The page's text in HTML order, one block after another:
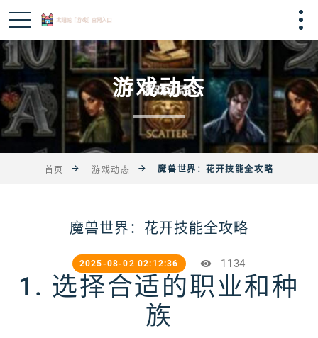
游戏动态
首页 游戏动态 魔兽世界：花开技能全攻略
魔兽世界：花开技能全攻略
2025-08-02 02:12:36 1134
1. 选择合适的职业和种
族